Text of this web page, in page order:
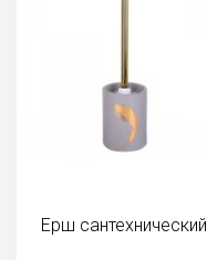
Ерш сантехнический